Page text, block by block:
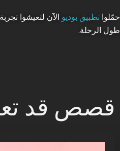
حمّلوا تطبيق بوديو الآن لتعيشوا
طول الرحلة.
قصص قد